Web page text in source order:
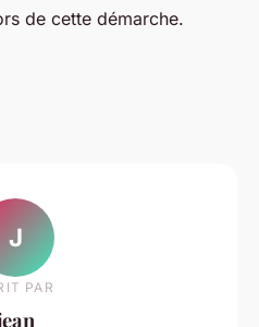
de cette démarche.
J
PAR